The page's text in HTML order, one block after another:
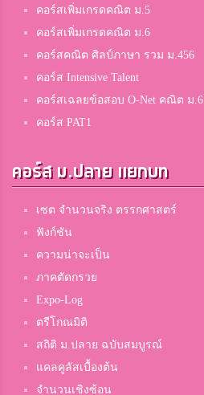
คอร์สเพิ่มเกรดคณิต ม.5
คอร์สเพิ่มเกรดคณิต ม.6
คอร์สคณิต ศิลป์ภาษา รวม ม.456
คอร์ส Intensive Talent
คอร์สเฉลยข้อสอบ O-Net คณิต ม.6
คอร์ส PAT1
คอร์ส ม.ปลาย แยกบท
เซต จำนวนจริง ตรรกศาสตร์
ฟังก์ชัน
ความน่าจะเป็น
ภาคตัดกรวย
Expo-Log
ตรีโกณมิติ
สถิติ ม.ปลาย ฉบับสมบูรณ์
แคลคูลัสเบื้องต้น
จำนวนเชิงซ้อน